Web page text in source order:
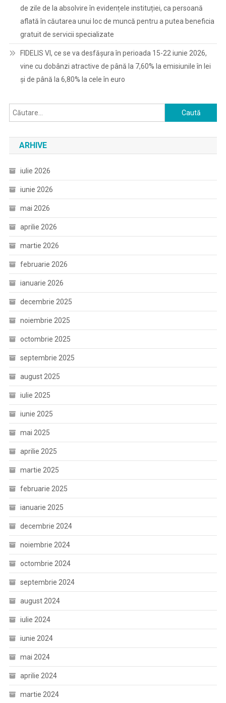
de zile de la absolvire în evidențele instituției, ca persoană
aflată în căutarea unui loc de muncă pentru a putea beneficia
gratuit de servicii specializate
FIDELIS VI, ce se va desfășura în perioada 15-22 iunie 2026,
vine cu dobânzi atractive de până la 7,60% la emisiunile în lei
și de până la 6,80% la cele în euro
Caută
după:
ARHIVE
iulie 2026
iunie 2026
mai 2026
aprilie 2026
martie 2026
februarie 2026
ianuarie 2026
decembrie 2025
noiembrie 2025
octombrie 2025
septembrie 2025
august 2025
iulie 2025
iunie 2025
mai 2025
aprilie 2025
martie 2025
februarie 2025
ianuarie 2025
decembrie 2024
noiembrie 2024
octombrie 2024
septembrie 2024
august 2024
iulie 2024
iunie 2024
mai 2024
aprilie 2024
martie 2024